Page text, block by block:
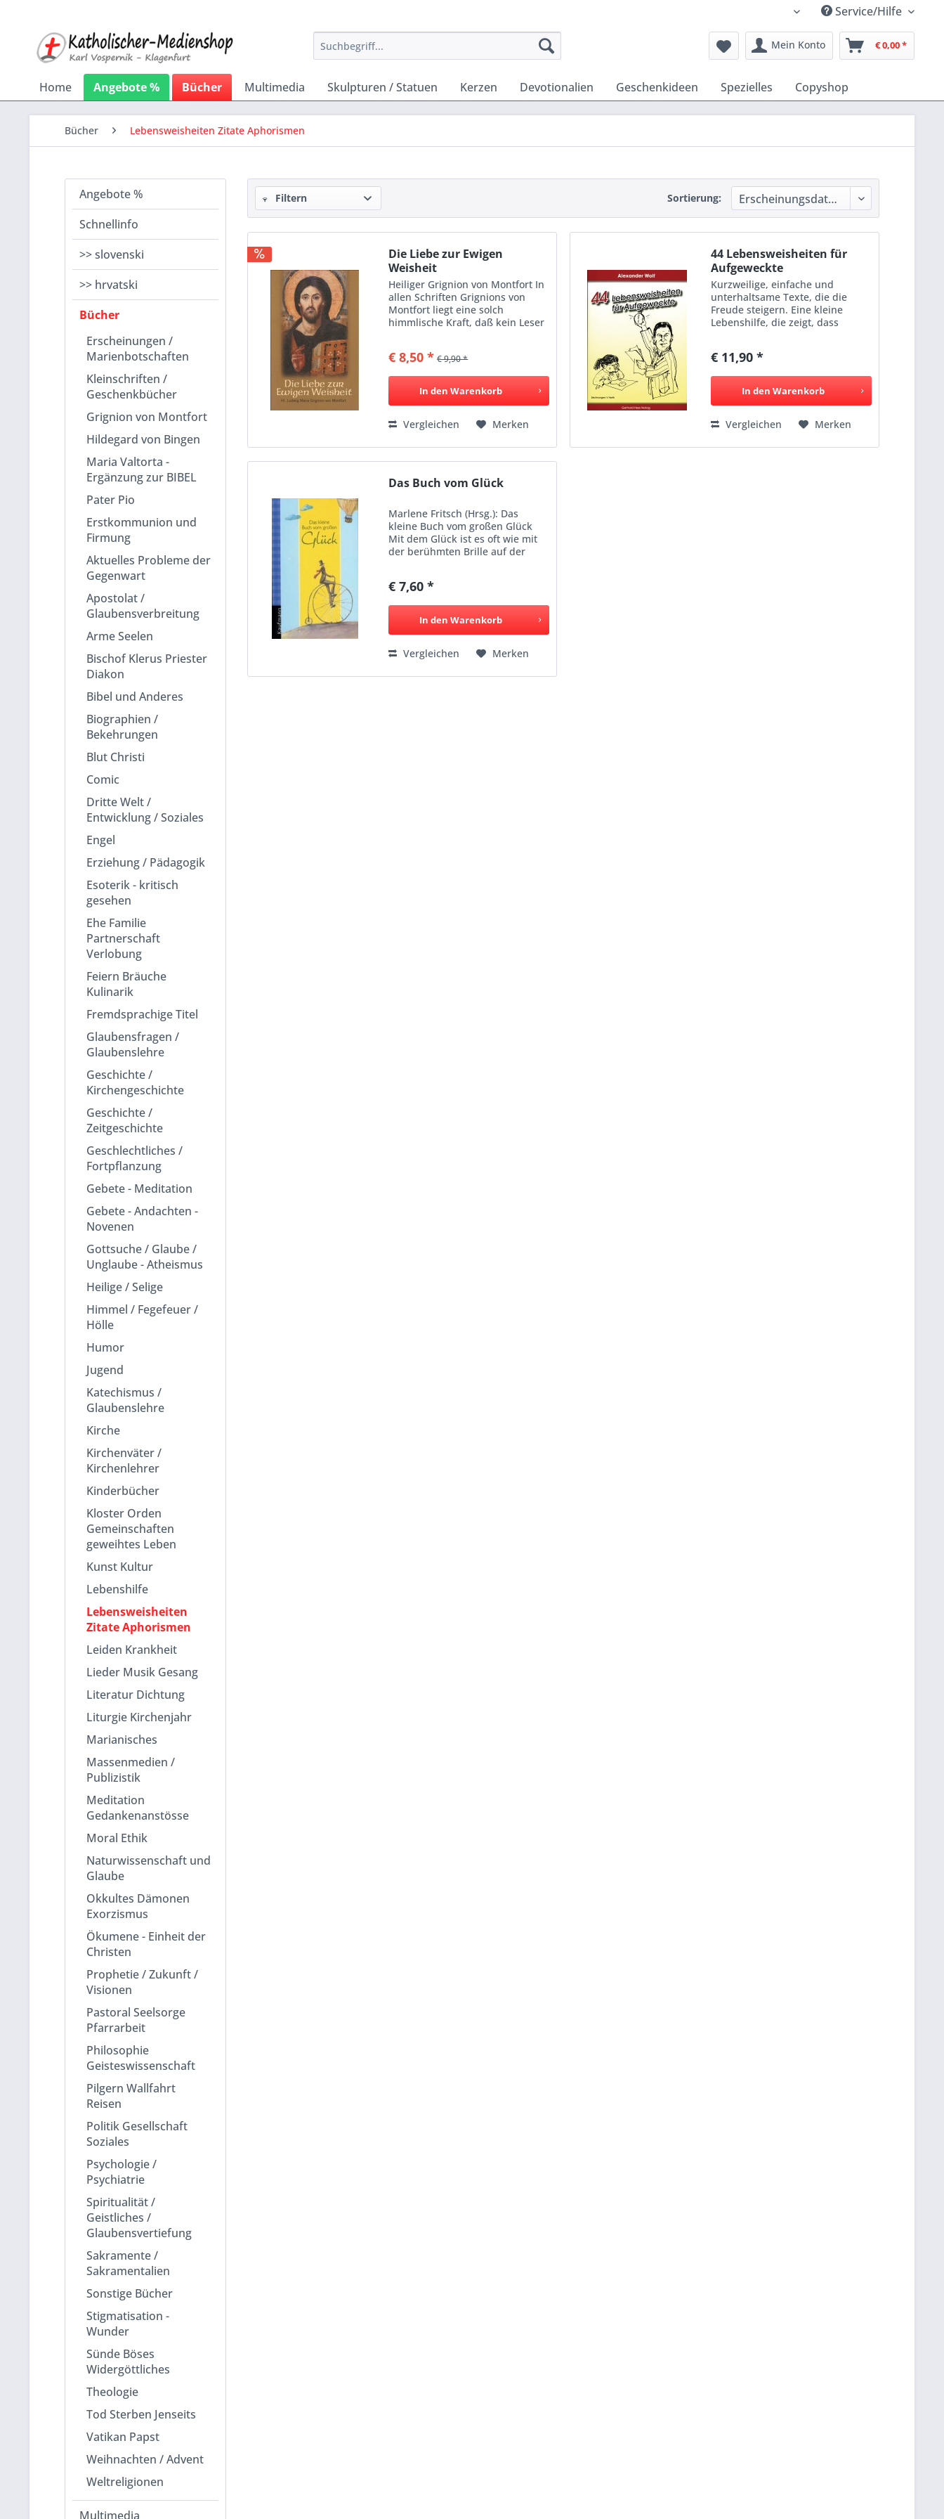
Katholischer Medienshop
Service/Hilfe
Mein Konto € 0,00 *
Home Angebote % Bücher Multimedia Skulpturen / Statuen Kerzen Devotionalien Geschenkideen Spezielles Copyshop
Bücher Lebensweisheiten Zitate Aphorismen
Angebote %
Schnellinfo
>> slovenski
>> hrvatski
Bücher
Erscheinungen /
Marienbotschaften
Kleinschriften /
Geschenkbücher
Grignion von Montfort
Hildegard von Bingen
Maria Valtorta -
Ergänzung zur BIBEL
Pater Pio
Erstkommunion und
Firmung
Aktuelles Probleme der
Gegenwart
Apostolat /
Glaubensverbreitung
Arme Seelen
Bischof Klerus Priester
Diakon
Bibel und Anderes
Biographien /
Bekehrungen
Blut Christi
Comic
Dritte Welt /
Entwicklung / Soziales
Engel
Erziehung / Pädagogik
Esoterik - kritisch
gesehen
Ehe Familie
Partnerschaft
Verlobung
Feiern Bräuche
Kulinarik
Fremdsprachige Titel
Glaubensfragen /
Glaubenslehre
Geschichte /
Kirchengeschichte
Geschichte /
Zeitgeschichte
Geschlechtliches /
Fortpflanzung
Gebete - Meditation
Gebete - Andachten -
Novenen
Gottsuche / Glaube /
Unglaube - Atheismus
Heilige / Selige
Himmel / Fegefeuer /
Hölle
Humor
Jugend
Katechismus /
Glaubenslehre
Kirche
Kirchenväter /
Kirchenlehrer
Kinderbücher
Kloster Orden
Gemeinschaften
geweihtes Leben
Kunst Kultur
Lebenshilfe
Lebensweisheiten
Zitate Aphorismen
Leiden Krankheit
Lieder Musik Gesang
Literatur Dichtung
Liturgie Kirchenjahr
Marianisches
Massenmedien /
Publizistik
Meditation
Gedankenanstösse
Moral Ethik
Naturwissenschaft und
Glaube
Okkultes Dämonen
Exorzismus
Ökumene - Einheit der
Christen
Prophetie / Zukunft /
Visionen
Pastoral Seelsorge
Pfarrarbeit
Philosophie
Geisteswissenschaft
Pilgern Wallfahrt
Reisen
Politik Gesellschaft
Soziales
Psychologie /
Psychiatrie
Spiritualität /
Geistliches /
Glaubensvertiefung
Sakramente /
Sakramentalien
Sonstige Bücher
Stigmatisation -
Wunder
Sünde Böses
Widergöttliches
Theologie
Tod Sterben Jenseits
Vatikan Papst
Weihnachten / Advent
Weltreligionen
Multimedia
Filtern Sortierung:
Die Liebe zur Ewigen
Weisheit
Heiliger Grignion von Montfort In
allen Schriften Grignions von
Montfort liegt eine solch
himmlische Kraft, daß kein Leser
Feuer erfaßt und hingerissen zu
werden. Die Liebe...
€ 8,50 * € 9,90 *
In den Warenkorb
Vergleichen Merken
44 Lebensweisheiten für
Aufgeweckte
Kurzweilige, einfache und
unterhaltsame Texte, die die
Freude steigern. Eine kleine
Lebenshilfe, die zeigt, dass
Pastoralreferent und
Kirchenmusiker. Die
Zeichnungen stammen von...
€ 11,90 *
In den Warenkorb
Vergleichen Merken
Das Buch vom Glück
Marlene Fritsch (Hrsg.): Das
kleine Buch vom großen Glück
Mit dem Glück ist es oft wie mit
der berühmten Brille auf der
manchmal doch so fern. Dabei
€ 7,60 *
In den Warenkorb
Vergleichen Merken